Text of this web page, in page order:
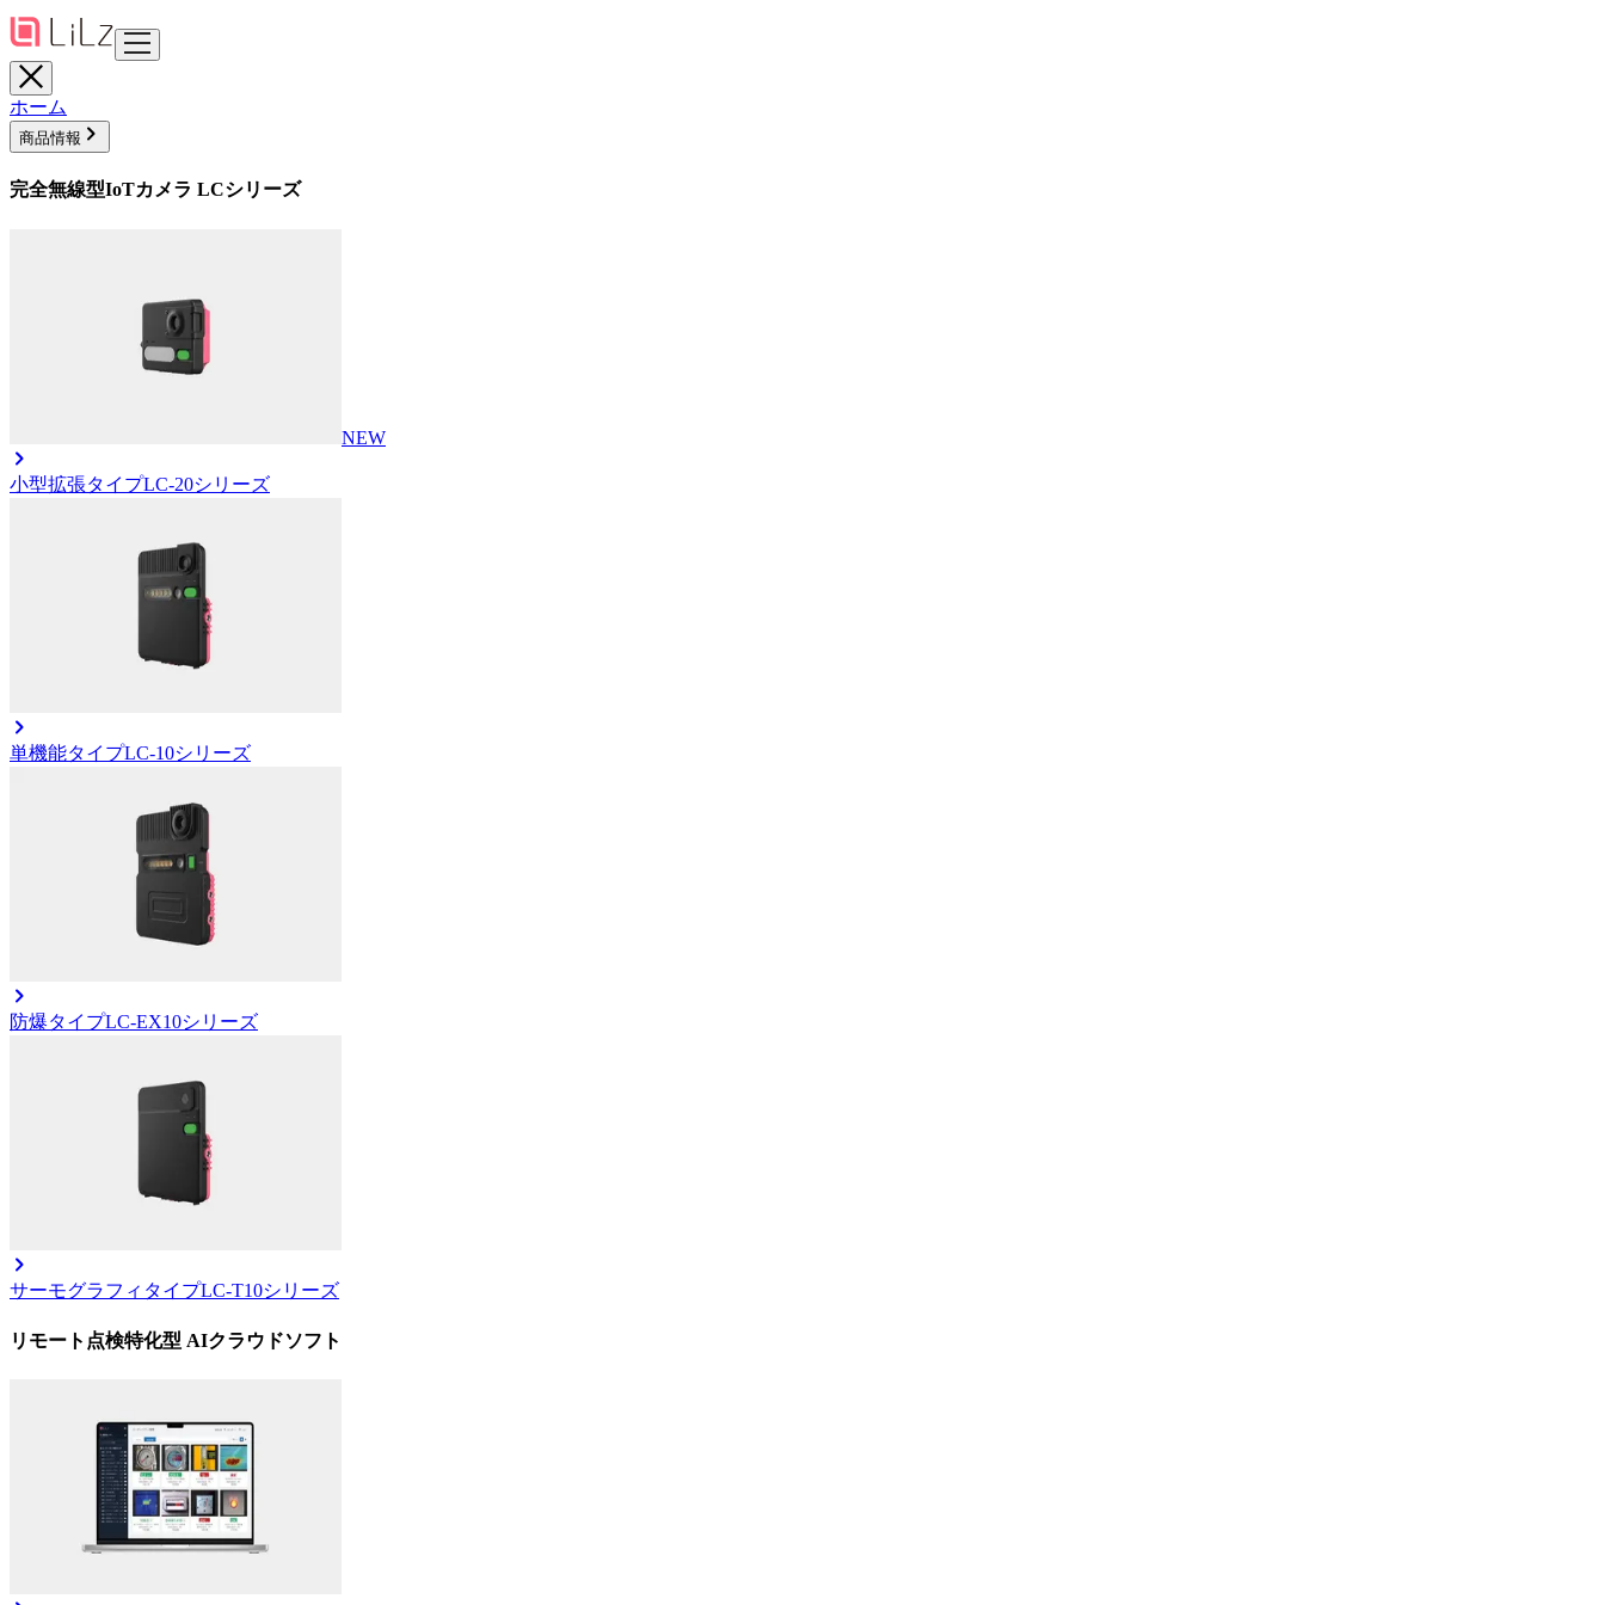
ホーム
商品情報
完全無線型IoTカメラ LCシリーズ
NEW
小型拡張タイプLC-20シリーズ
単機能タイプLC-10シリーズ
防爆タイプLC-EX10シリーズ
サーモグラフィタイプLC-T10シリーズ
リモート点検特化型 AIクラウドソフト